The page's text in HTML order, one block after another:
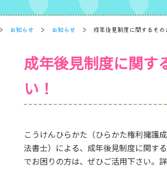
お知らせ お知らせ 成年後見制度に関するそ
成年後見制度に関す
い！
こうけんひらかた（ひらかた権利擁護
法書士）による、成年後見制度に関す
でお困りの方は、ぜひご活用下さい。